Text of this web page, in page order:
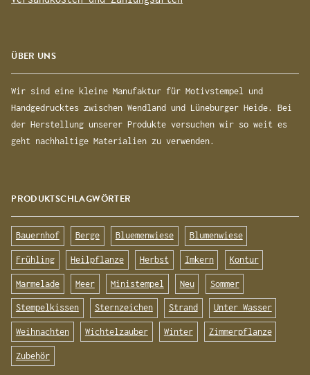
ÜBER UNS
Wir sind eine kleine Manufaktur für Motivstempel und
Handgedrucktes zwischen Wendland und Lüneburger Heide. Bei
der Herstellung unserer Produkte versuchen wir so weit es
geht nachhaltige Materialien zu verwenden.
PRODUKTSCHLAGWÖRTER
Bauernhof Berge Bluemenwiese Blumenwiese
Frühling Heilpflanze Herbst Imkern Kontur
Marmelade Meer Ministempel Neu Sommer
Stempelkissen Sternzeichen Strand Unter Wasser
Weihnachten Wichtelzauber Winter Zimmerpflanze
Zubehör